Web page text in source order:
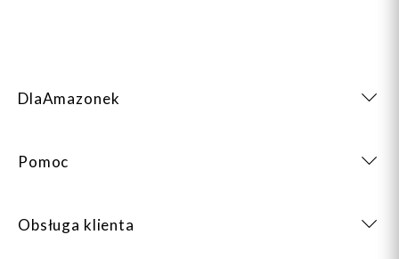
DlaAmazonek
Pomoc
Obsługa klienta